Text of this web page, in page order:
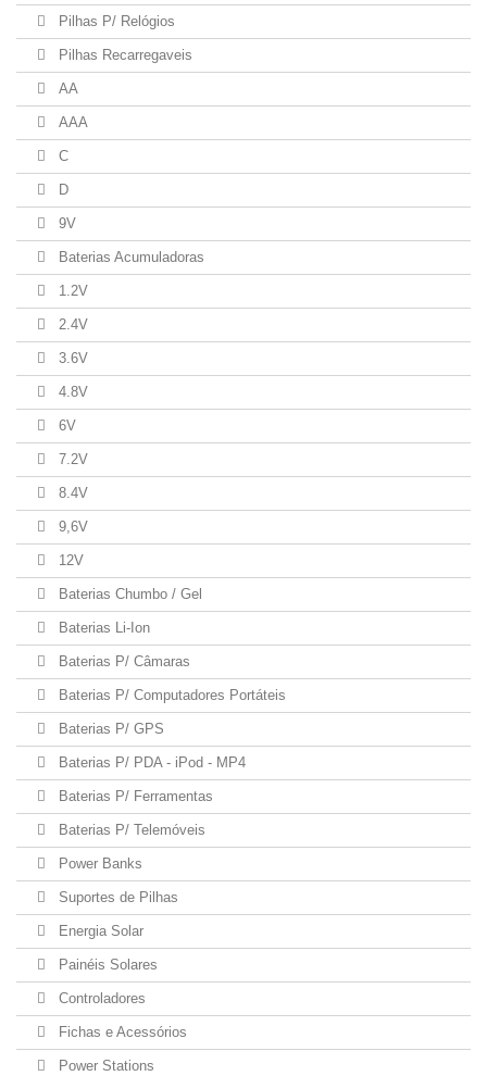
Pilhas P/ Relógios
Pilhas Recarregaveis
AA
AAA
C
D
9V
Baterias Acumuladoras
1.2V
2.4V
3.6V
4.8V
6V
7.2V
8.4V
9,6V
12V
Baterias Chumbo / Gel
Baterias Li-Ion
Baterias P/ Câmaras
Baterias P/ Computadores Portáteis
Baterias P/ GPS
Baterias P/ PDA - iPod - MP4
Baterias P/ Ferramentas
Baterias P/ Telemóveis
Power Banks
Suportes de Pilhas
Energia Solar
Painéis Solares
Controladores
Fichas e Acessórios
Power Stations